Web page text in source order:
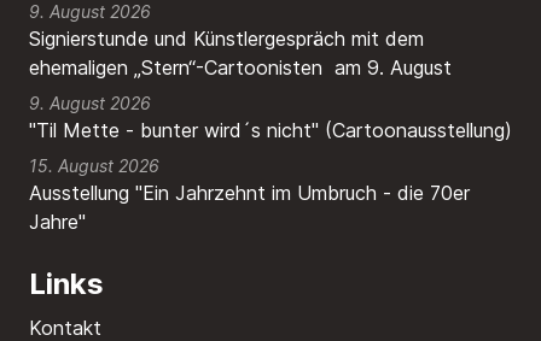
9. August 2026
Signierstunde und Künstlergespräch mit dem
ehemaligen „Stern“-Cartoonisten am 9. August
9. August 2026
"Til Mette - bunter wird´s nicht" (Cartoonausstellung)
15. August 2026
Ausstellung "Ein Jahrzehnt im Umbruch - die 70er
Jahre"
Links
Kontakt